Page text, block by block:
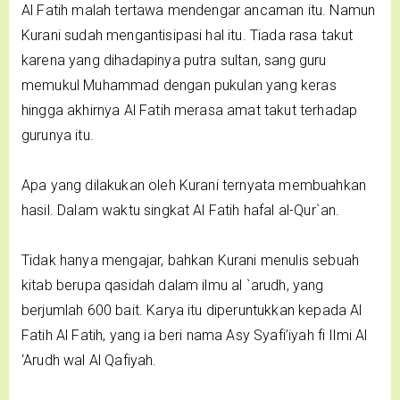
Al Fatih malah tertawa mendengar ancaman itu. Namun
Kurani sudah mengantisipasi hal itu. Tiada rasa takut
karena yang dihadapinya putra sultan, sang guru
memukul Muhammad dengan pukulan yang keras
hingga akhirnya Al Fatih merasa amat takut terhadap
gurunya itu.
Apa yang dilakukan oleh Kurani ternyata membuahkan
hasil. Dalam waktu singkat Al Fatih hafal al-Qur`an.
Tidak hanya mengajar, bahkan Kurani menulis sebuah
kitab berupa qasidah dalam ilmu al `arudh, yang
berjumlah 600 bait. Karya itu diperuntukkan kepada Al
Fatih Al Fatih, yang ia beri nama Asy Syafi’iyah fi Ilmi Al
‘Arudh wal Al Qafiyah.